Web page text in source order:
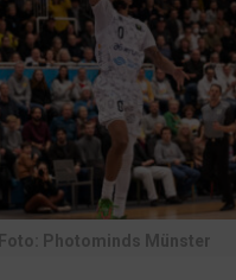
Foto: Photominds Münster